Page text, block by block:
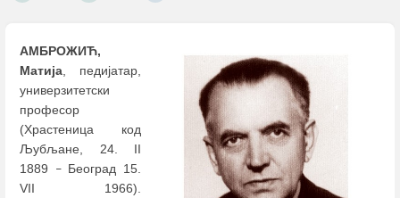
АМБРОЖИЋ,
Матија, педијатар,
универзитетски
професор
(Храстеница код
Љубљане, 24. II
1889
–Београд 15.
VII 1966).